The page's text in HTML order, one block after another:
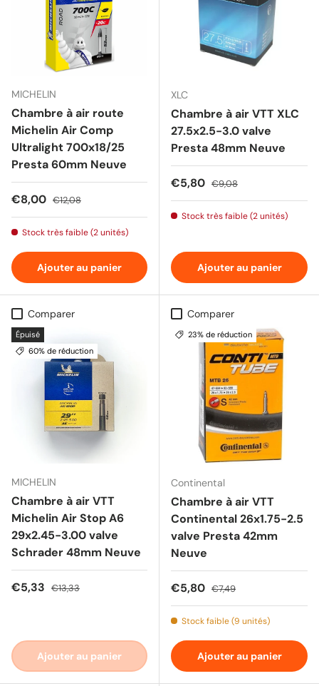
MICHELIN
Chambre à air route
Michelin Air Comp
Ultralight 700x18/25
Presta 60mm Neuve
Prix soldé
€8,00 Prix habituel
€12,08
Stock très faible (2 unités)
Ajouter au panier
XLC
Chambre à air VTT XLC
27.5x2.5-3.0 valve
Presta 48mm Neuve
Prix soldé
€5,80 Prix habituel
€9,08
Stock très faible (2 unités)
Ajouter au panier
Comparer
Épuisé
60% de réduction
MICHELIN
Chambre à air VTT
Michelin Air Stop A6
29x2.45-3.00 valve
Schrader 48mm Neuve
Prix soldé
€5,33 Prix habituel
€13,33
Ajouter au panier
Comparer
23% de réduction
Continental
Chambre à air VTT
Continental 26x1.75-2.5
valve Presta 42mm
Neuve
Prix soldé
€5,80 Prix habituel
€7,49
Stock faible (9 unités)
Ajouter au panier